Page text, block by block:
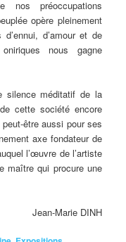
préoccupations
opère pleinement
d’amour et de
nous gagne
silence méditatif de la
cette société encore
être aussi pour ses
axe fondateur de
l’œuvre de l’artiste
maître qui procure une
Jean-Marie DINH